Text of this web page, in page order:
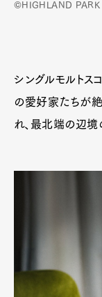
©HIGHLAND PARK
シングルモルトス
の愛好家たちが
れ、最北端の辺境